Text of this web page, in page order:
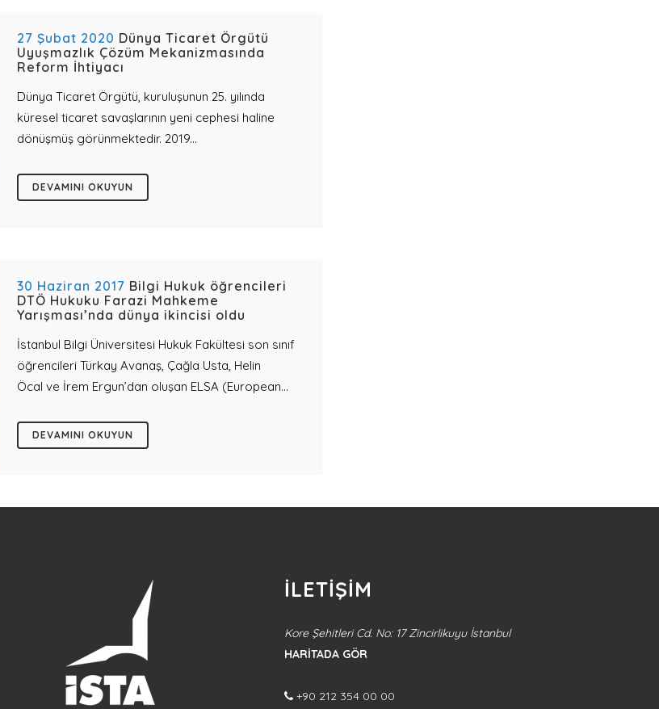
27 Şubat 2020 Dünya Ticaret Örgütü
Uyuşmazlık Çözüm Mekanizmasında
Reform İhtiyacı
Dünya Ticaret Örgütü, kuruluşunun 25. yılında
küresel ticaret savaşlarının yeni cephesi haline
dönüşmüş görünmektedir. 2019...
DEVAMINI OKUYUN
30 Haziran 2017 Bilgi Hukuk öğrencileri
DTÖ Hukuku Farazi Mahkeme
Yarışması’nda dünya ikincisi oldu
İstanbul Bilgi Üniversitesi Hukuk Fakültesi son sınıf
öğrencileri Türkay Avanaş, Çağla Usta, Helin
Öcal ve İrem Ergun’dan oluşan ELSA (European...
DEVAMINI OKUYUN
İLETİŞİM
Kore Şehitleri Cd. No: 17 Zincirlikuyu İstanbul
HARİTADA GÖR
+90 212 354 00 00